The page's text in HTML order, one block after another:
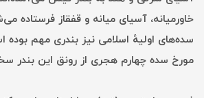
خاورمیانه، آسیای میانه و قفقاز فرستاده
سده‌های اولیهٔ اسلامی نیز بندری مهم
مورخ سده چهارم هجری از رونق این بندر